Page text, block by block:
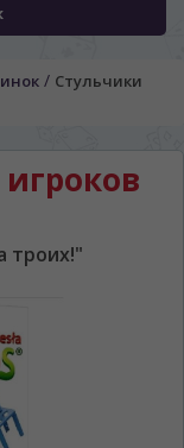
/ Стульчики
троих!"